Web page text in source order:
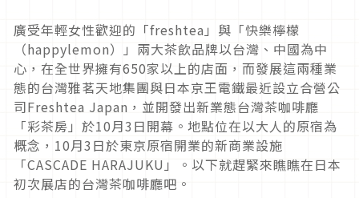
廣受年輕女性歡迎的「freshtea」與「快樂檸檬
（happylemon）」兩大茶飲品牌以台灣、中國為中
心，在全世界擁有650家以上的店面，而發展這兩種業
態的台灣雅茗天地集團與日本京王電鐵最近設立合營公
司Freshtea Japan，並開發出新業態台灣茶咖啡廳
「彩茶房」於10月3日開幕。地點位在以大人的原宿為
概念，10月3日於東京原宿開業的新商業設施
「CASCADE HARAJUKU」。以下就趕緊來瞧瞧在日本
初次展店的台灣茶咖啡廳吧。